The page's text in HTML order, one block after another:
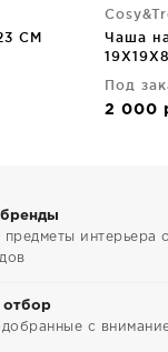
CM
Чаша
Под
2 000
интерьера
отбор
с